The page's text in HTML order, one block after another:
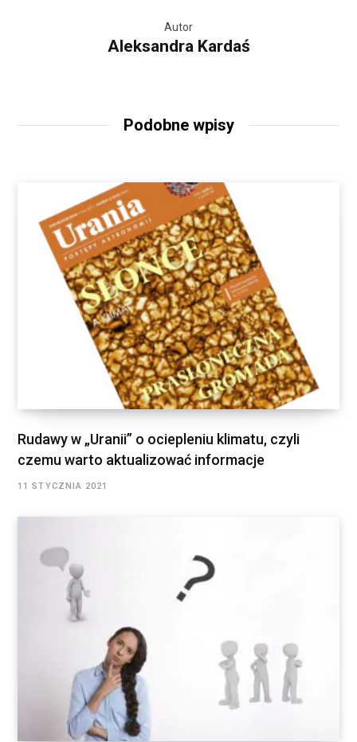
Autor
Aleksandra Kardaś
Podobne wpisy
Rudawy w „Uranii” o ociepleniu klimatu, czyli
czemu warto aktualizować informacje
11 STYCZNIA 2021